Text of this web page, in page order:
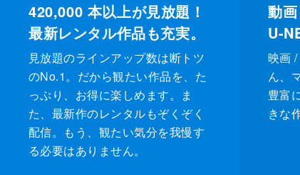
420,000 本以上が見放題！
最新レンタル作品も充実。
見放題のラインアップ数は断トツ
のNo.1。だから観たい作品を、た
っぷり、お得に楽しめます。ま
た、最新作のレンタルもぞくぞく
配信。もう、観たい気分を我慢す
る必要はありません。
動
U-
映画
ん、
豊富
きな